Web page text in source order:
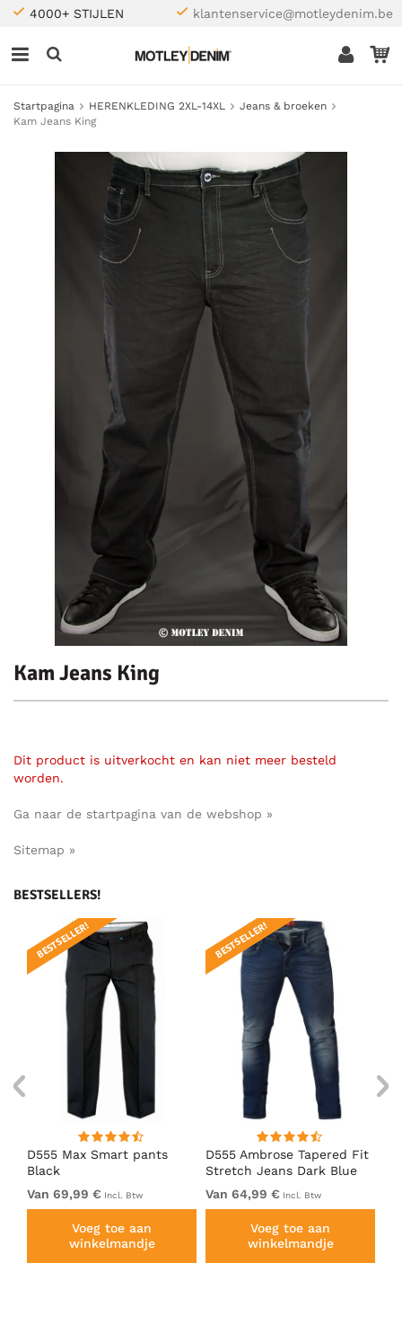
4000+ STIJLEN klantenservice@motleydenim.be
Startpagina HERENKLEDING 2XL-14XL
Jeans & broeken
Kam Jeans King
Kam Jeans King
Dit product is uitverkocht en kan niet meer besteld
worden.
Ga naar de startpagina van de webshop »
Sitemap »
BESTSELLERS!
D555 Max Smart pants
Black
BESTSELLER!
Van 69,99 € Incl. Btw
Voeg toe aan
winkelmandje
D555 Ambrose Tapered Fit
Stretch Jeans Dark Blue
BESTSELLER!
Van 64,99 € Incl. Btw
Voeg toe aan
winkelmandje